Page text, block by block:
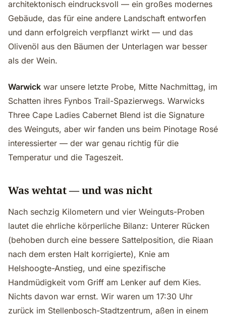
architektonisch eindrucksvoll — ein großes modernes
Gebäude, das für eine andere Landschaft entworfen
und dann erfolgreich verpflanzt wirkt — und das
Olivenöl aus den Bäumen der Unterlagen war besser
als der Wein.
Warwick war unsere letzte Probe, Mitte Nachmittag, im
Schatten ihres Fynbos Trail-Spazierwegs. Warwicks
Three Cape Ladies Cabernet Blend ist die Signature
des Weinguts, aber wir fanden uns beim Pinotage Rosé
interessierter — der war genau richtig für die
Temperatur und die Tageszeit.
Was wehtat — und was nicht
Nach sechzig Kilometern und vier Weinguts-Proben
lautet die ehrliche körperliche Bilanz: Unterer Rücken
(behoben durch eine bessere Sattelposition, die Riaan
nach dem ersten Halt korrigierte), Knie am
Helshoogte-Anstieg, und eine spezifische
Handmüdigkeit vom Griff am Lenker auf dem Kies.
Nichts davon war ernst. Wir waren um 17:30 Uhr
zurück im Stellenbosch-Stadtzentrum, aßen in einem